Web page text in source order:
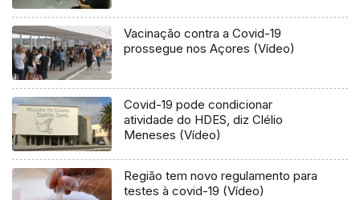
Vacinação contra a Covid-19
prossegue nos Açores (Vídeo)
Covid-19 pode condicionar
atividade do HDES, diz Clélio
Meneses (Vídeo)
Região tem novo regulamento para
testes à covid-19 (Vídeo)